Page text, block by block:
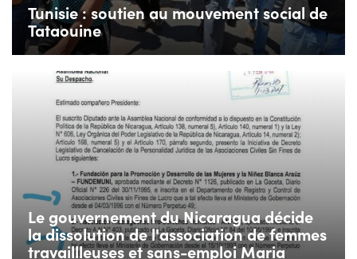
Tunisie : soutien au mouvement social de
Tataouine
Le gouvernement du Nicaragua décide
la dissolution de l'association de femmes
travaillleuses et sans-emploi Maria